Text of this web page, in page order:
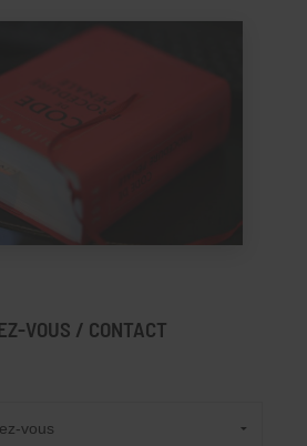
VOUS / CONTACT